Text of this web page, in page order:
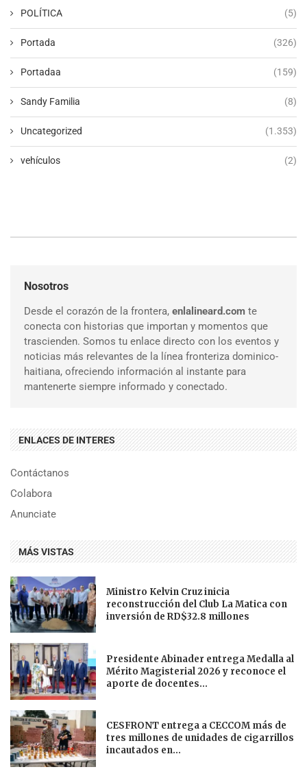
POLÍTICA (5)
Portada (326)
Portadaa (159)
Sandy Familia (8)
Uncategorized (1.353)
vehículos (2)
Nosotros
Desde el corazón de la frontera, enlalineard.com te
conecta con historias que importan y momentos que
trascienden. Somos tu enlace directo con los eventos y
noticias más relevantes de la línea fronteriza dominico-
haitiana, ofreciendo información al instante para
mantenerte siempre informado y conectado.
ENLACES DE INTERES
Contáctanos
Colabora
Anunciate
MÁS VISTAS
Ministro Kelvin Cruz inicia
reconstrucción del Club La Matica con
inversión de RD$32.8 millones
Presidente Abinader entrega Medalla al
Mérito Magisterial 2026 y reconoce el
aporte de docentes...
CESFRONT entrega a CECCOM más de
tres millones de unidades de cigarrillos
incautados en...